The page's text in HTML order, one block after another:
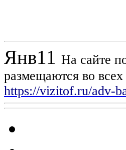
Янв11 На сайте
размещаются во
https://vizitof.ru/adv-